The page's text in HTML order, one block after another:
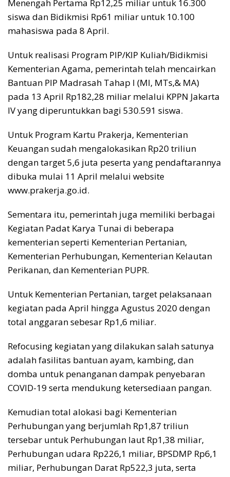
Menengah Pertama Rp12,25 miliar untuk 16.300
siswa dan Bidikmisi Rp61 miliar untuk 10.100
mahasiswa pada 8 April.
Untuk realisasi Program PIP/KIP Kuliah/Bidikmisi
Kementerian Agama, pemerintah telah mencairkan
Bantuan PIP Madrasah Tahap I (MI, MTs,& MA)
pada 13 April Rp182,28 miliar melalui KPPN Jakarta
IV yang diperuntukkan bagi 530.591 siswa.
Untuk Program Kartu Prakerja, Kementerian
Keuangan sudah mengalokasikan Rp20 triliun
dengan target 5,6 juta peserta yang pendaftarannya
dibuka mulai 11 April melalui website
www.prakerja.go.id.
Sementara itu, pemerintah juga memiliki berbagai
Kegiatan Padat Karya Tunai di beberapa
kementerian seperti Kementerian Pertanian,
Kementerian Perhubungan, Kementerian Kelautan
Perikanan, dan Kementerian PUPR.
Untuk Kementerian Pertanian, target pelaksanaan
kegiatan pada April hingga Agustus 2020 dengan
total anggaran sebesar Rp1,6 miliar.
Refocusing kegiatan yang dilakukan salah satunya
adalah fasilitas bantuan ayam, kambing, dan
domba untuk penanganan dampak penyebaran
COVID-19 serta mendukung ketersediaan pangan.
Kemudian total alokasi bagi Kementerian
Perhubungan yang berjumlah Rp1,87 triliun
tersebar untuk Perhubungan laut Rp1,38 miliar,
Perhubungan udara Rp226,1 miliar, BPSDMP Rp6,1
miliar, Perhubungan Darat Rp522,3 juta, serta